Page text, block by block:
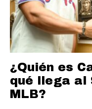
¿Quién es
qué llega al
MLB?